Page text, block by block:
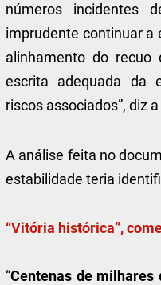
números incidentes
imprudente continuar a
alinhamento do recuo
escrita adequada da
riscos associados”, diz
A análise feita no
estabilidade teria
“Vitória histórica”,
“Centenas de